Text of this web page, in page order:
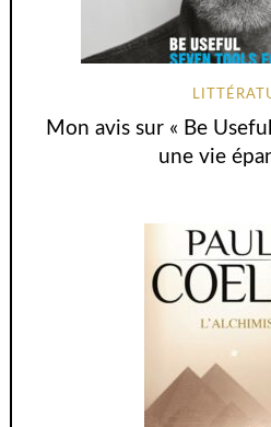
Mon avis sur « Be
une vie